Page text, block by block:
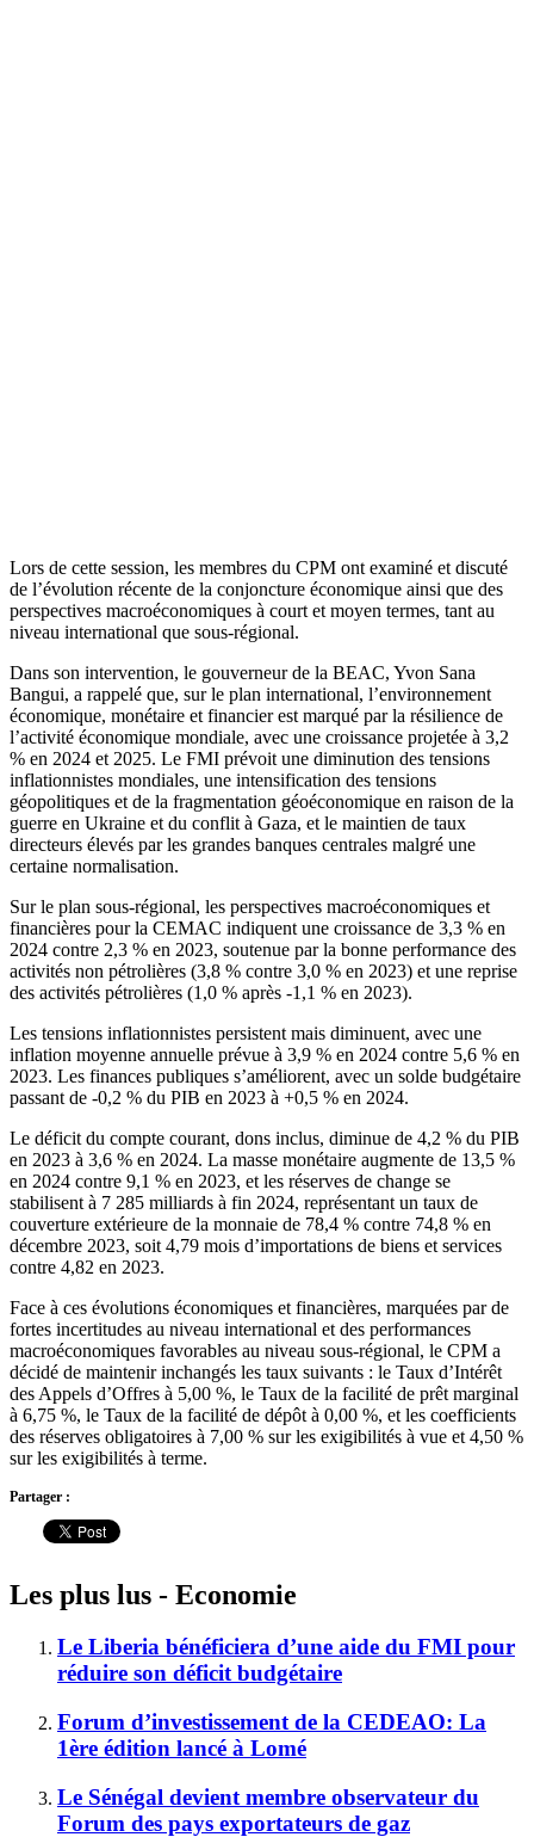
Lors de cette session, les membres du CPM ont examiné et discuté
de l’évolution récente de la conjoncture économique ainsi que des
perspectives macroéconomiques à court et moyen termes, tant au
niveau international que sous-régional.
Dans son intervention, le gouverneur de la BEAC, Yvon Sana
Bangui, a rappelé que, sur le plan international, l’environnement
économique, monétaire et financier est marqué par la résilience de
l’activité économique mondiale, avec une croissance projetée à 3,2
% en 2024 et 2025. Le FMI prévoit une diminution des tensions
inflationnistes mondiales, une intensification des tensions
géopolitiques et de la fragmentation géoéconomique en raison de la
guerre en Ukraine et du conflit à Gaza, et le maintien de taux
directeurs élevés par les grandes banques centrales malgré une
certaine normalisation.
Sur le plan sous-régional, les perspectives macroéconomiques et
financières pour la CEMAC indiquent une croissance de 3,3 % en
2024 contre 2,3 % en 2023, soutenue par la bonne performance des
activités non pétrolières (3,8 % contre 3,0 % en 2023) et une reprise
des activités pétrolières (1,0 % après -1,1 % en 2023).
Les tensions inflationnistes persistent mais diminuent, avec une
inflation moyenne annuelle prévue à 3,9 % en 2024 contre 5,6 % en
2023. Les finances publiques s’améliorent, avec un solde budgétaire
passant de -0,2 % du PIB en 2023 à +0,5 % en 2024.
Le déficit du compte courant, dons inclus, diminue de 4,2 % du PIB
en 2023 à 3,6 % en 2024. La masse monétaire augmente de 13,5 %
en 2024 contre 9,1 % en 2023, et les réserves de change se
stabilisent à 7 285 milliards à fin 2024, représentant un taux de
couverture extérieure de la monnaie de 78,4 % contre 74,8 % en
décembre 2023, soit 4,79 mois d’importations de biens et services
contre 4,82 en 2023.
Face à ces évolutions économiques et financières, marquées par de
fortes incertitudes au niveau international et des performances
macroéconomiques favorables au niveau sous-régional, le CPM a
décidé de maintenir inchangés les taux suivants : le Taux d’Intérêt
des Appels d’Offres à 5,00 %, le Taux de la facilité de prêt marginal
à 6,75 %, le Taux de la facilité de dépôt à 0,00 %, et les coefficients
des réserves obligatoires à 7,00 % sur les exigibilités à vue et 4,50 %
sur les exigibilités à terme.
Partager :
Les plus lus - Economie
Le Liberia bénéficiera d’une aide du FMI pour
réduire son déficit budgétaire
Forum d’investissement de la CEDEAO: La
1ère édition lancé à Lomé
Le Sénégal devient membre observateur du
Forum des pays exportateurs de gaz